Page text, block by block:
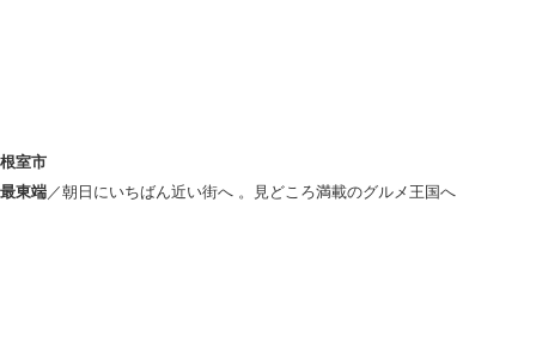
根室市
最東端／朝日にいちばん近い街へ 。見どころ満載のグルメ王国へ